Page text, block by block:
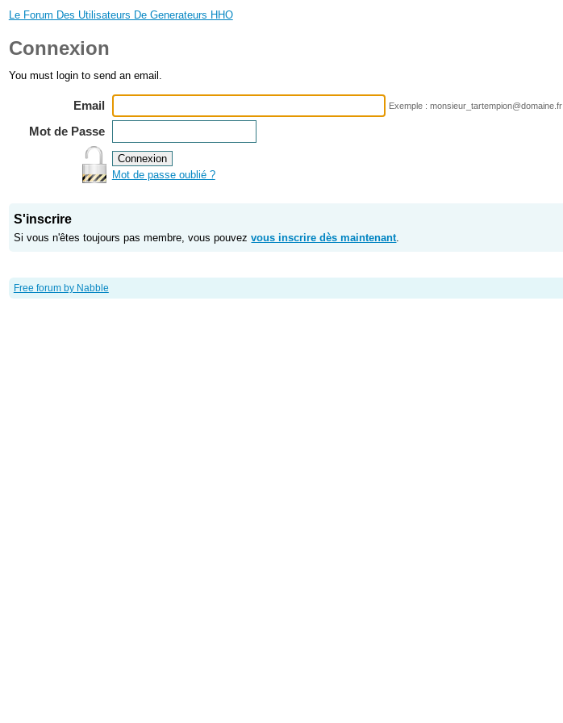
Le Forum Des Utilisateurs De Generateurs HHO
Connexion
You must login to send an email.
Email Exemple : monsieur_tartempion@domaine.fr
Mot de Passe
Mot de passe oublié ?
S'inscrire
Si vous n'êtes toujours pas membre, vous pouvezvous inscrire dès maintenant.
Free forum by Nabble